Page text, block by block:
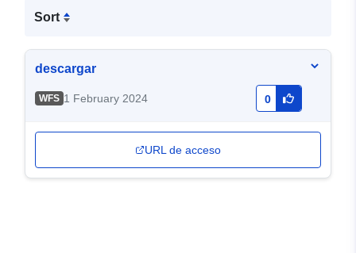
Sort
descargar
WFS 1 February 2024 0
URL de acceso